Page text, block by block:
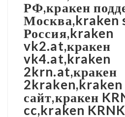
РФ,кракен
Москва,kraken
Россия,kraken
vk2.at,кракен
vk4.at,kraken
2krn.at,кракен
сайт,кракен
cc,kraken